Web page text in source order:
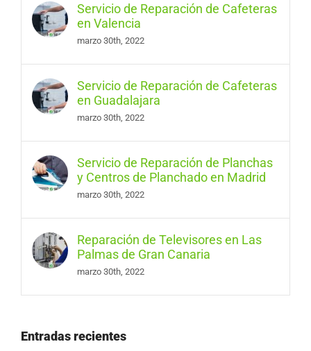
Servicio de Reparación de Cafeteras
en Valencia
marzo 30th, 2022
Servicio de Reparación de Cafeteras
en Guadalajara
marzo 30th, 2022
Servicio de Reparación de Planchas
y Centros de Planchado en Madrid
marzo 30th, 2022
Reparación de Televisores en Las
Palmas de Gran Canaria
marzo 30th, 2022
Entradas recientes